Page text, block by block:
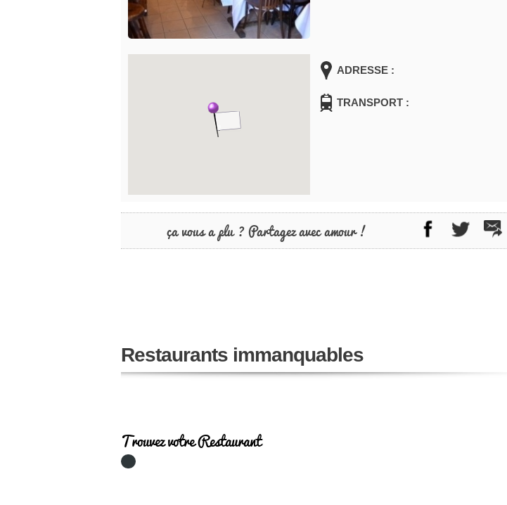
ADRESSE :
TRANSPORT :
ça vous a plu ? Partagez avec amour !
Restaurants immanquables
Trouvez votre Restaurant